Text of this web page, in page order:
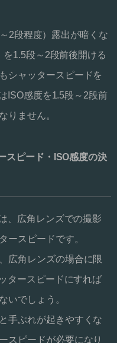
2段程度）露出が暗くな
1.5段～2段前後開ける
シャッタースピードを
ISO感度を1.5段～2段前
りません。
スピード・ISO感度の決
、広角レンズでの撮影
ースピードです。
広角レンズの場合に限
タースピードにすれば
いでしょう。
手ぶれが起きやすくな
スピードが必要になり